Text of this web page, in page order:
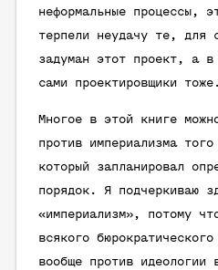
неформальные процессы,
терпели неудачу те, для
задуман этот проект, а в
сами проектировщики тоже.
Многое в этой книге
против империализматого
который запланировал
порядок. Я подчеркиваю
«империализм», потому
всякого
вообще против идеологии